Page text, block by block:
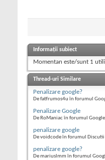
Informații subiect
Momentan este/sunt 1
Thread-uri Similare
Penalizare google?
De fatfrumos4u în forumul
Penalizare Google
De RoManiac în forumul Google
penalizare google
De voidcode în forumul
penalizare google?
De mariuslmm în forumul